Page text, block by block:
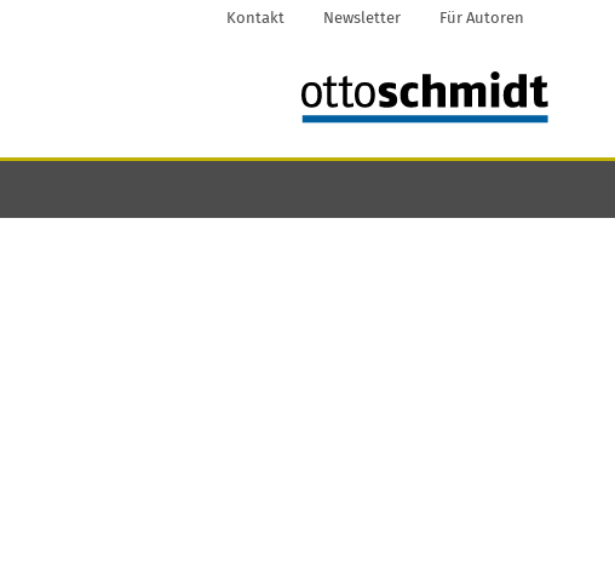
Kontakt Newsletter Für Autoren